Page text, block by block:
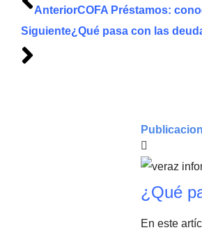
AnteriorCOFA Préstamos:
Siguiente¿Qué pasa con las
¿Qué
En este